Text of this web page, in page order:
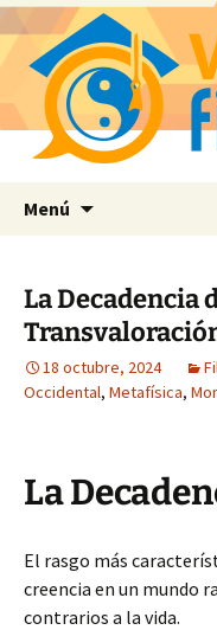
Menú
La Decadencia
18 octubre, 2024
Occidental, Metafísica,
La
El rasgo más
creencia en un mundo
contrarios a la vida.